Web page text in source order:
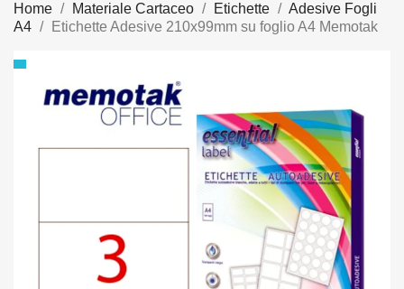
Home Materiale Cartaceo Etichette
Adesive Fogli
A4
Etichette Adesive 210x99mm su foglio A4 Memotak